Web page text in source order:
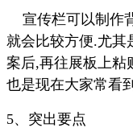
宣传栏可以制作
就会比较方便.尤其
案后,再往展板上粘
也是现在大家常看
5、突出要点